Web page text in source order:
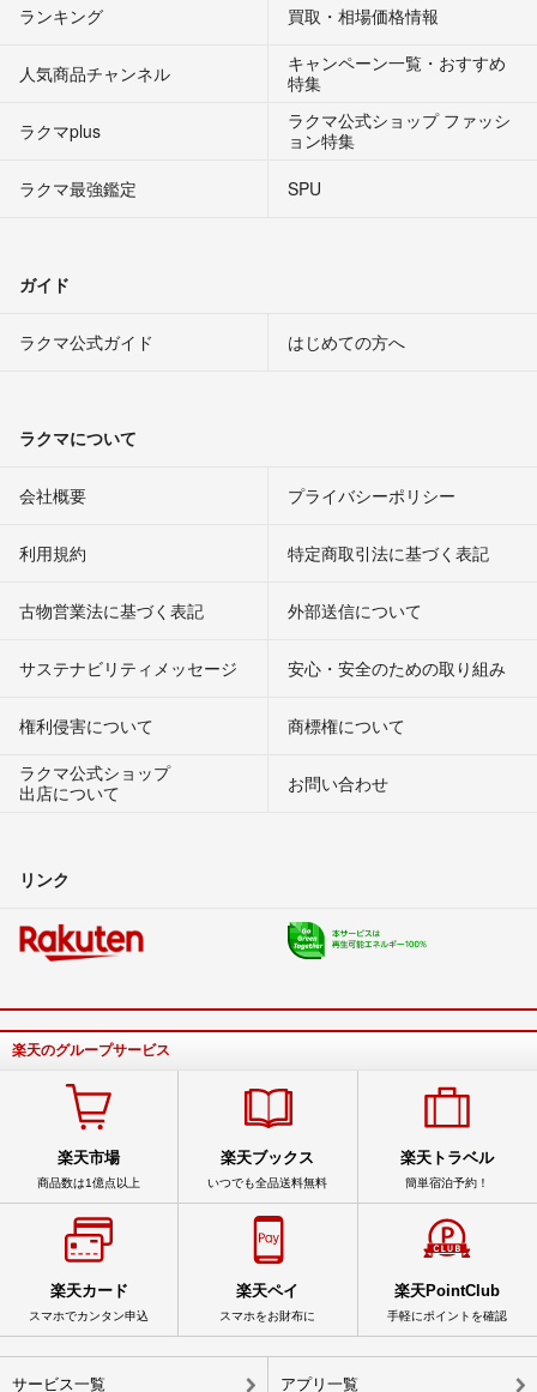
ランキング 買取・相場価格情報
人気商品チャンネル
キャンペーン一覧・おすすめ
特集
ラクマplus
ラクマ公式ショップ ファッシ
ョン特集
ラクマ最強鑑定
SPU
ガイド
ラクマ公式ガイド はじめての方へ
ラクマについて
会社概要 プライバシーポリシー
利用規約 特定商取引法に基づく表記
古物営業法に基づく表記 外部送信について
サステナビリティメッセージ 安心・安全のための取り組み
権利侵害について
商標権について
ラクマ公式ショップ
出店について
お問い合わせ
リンク
楽天のグループサービス
楽天市場
商品数は1億点以上
楽天ブックス
いつでも全品送料無料
楽天トラベル
簡単宿泊予約！
楽天カード
スマホでカンタン申込
楽天ペイ
スマホをお財布に
楽天PointClub
手軽にポイントを確認
サービス一覧 アプリ一覧